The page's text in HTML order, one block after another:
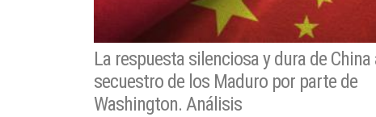
La respuesta silenciosa y dura de China
secuestro de los Maduro por parte de
Washington. Análisis